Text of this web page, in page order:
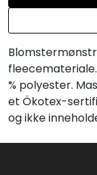
fleecemateriale.
% polyester.
et Ökotex-
og ikke